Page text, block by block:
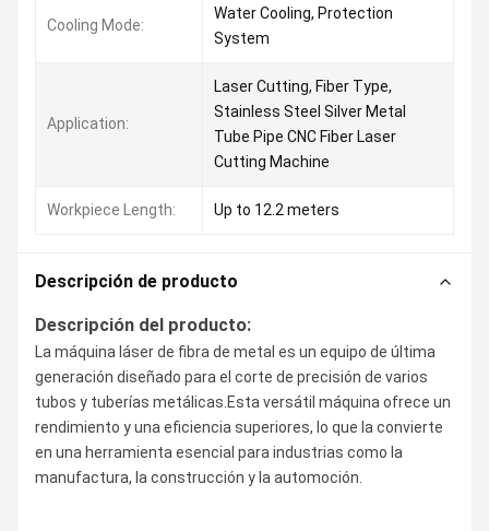
Cooling Mode:
Water Cooling, Protection
System
Application:
Laser Cutting, Fiber Type,
Stainless Steel Silver Metal
Tube Pipe CNC Fiber Laser
Cutting Machine
Workpiece Length: Up to 12.2 meters
Descripción de producto
Descripción del producto:
La máquina láser de fibra de metal es un equipo de última
generación diseñado para el corte de precisión de varios
tubos y tuberías metálicas.Esta versátil máquina ofrece un
rendimiento y una eficiencia superiores, lo que la convierte
en una herramienta esencial para industrias como la
manufactura, la construcción y la automoción.